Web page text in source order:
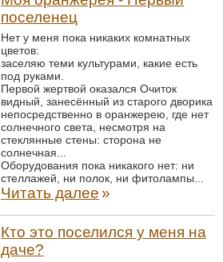
поселенец
Нет у меня пока никаких комнатных
цветов:
заселяю теми культурами, какие есть
под руками.
Первой жертвой оказался Очиток
видный, занесённый из старого дворика
непосредственно в оранжерею, где нет
солнечного света, несмотря на
стеклянные стены: сторона не
солнечная...
Оборудования пока никакого нет: ни
стеллажей, ни полок, ни фитолампы...
Читать далее»
Кто это поселился у меня на
даче?